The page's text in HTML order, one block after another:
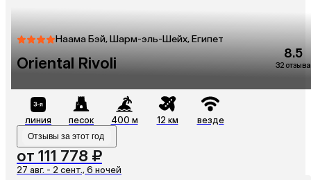
Наама Бэй, Шарм-эль-Шейх, Египет
Oriental Rivoli
8.5
32 отзыва
линия песок 400 м 12 км везде
Отзывы за этот год
от 111 778 ₽
27 авг. - 2 сент., 6 ночей